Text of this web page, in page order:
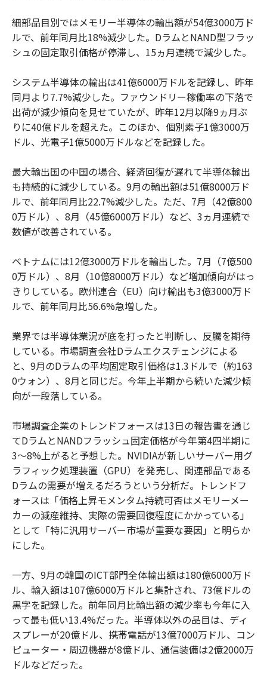
細部品目別ではメモリー半導体の輸出額が54億3000万ド
ルで、前年同月比18%減少した。DラムとNAND型フラッ
シュの固定取引価格が停滞し、15ヵ月連続で減少した。
システム半導体の輸出は41億6000万ドルを記録し、昨年
同月より7.7%減少した。ファウンドリー稼働率の下落で
出荷が減少傾向を見せていたが、昨年12月以降9ヵ月ぶ
りに40億ドルを超えた。このほか、個別素子1億3000万
ドル、光電子1億5000万ドルなどを記録した。
最大輸出国の中国の場合、経済回復が遅れて半導体輸出
も持続的に減少している。9月の輸出額は51億8000万ド
ルで、前年同月比22.7%減少した。ただ、7月（42億800
0万ドル）、8月（45億6000万ドル）など、3ヵ月連続で
数値が改善されている。
ベトナムには12億3000万ドルを輸出した。7月（7億500
0万ドル）、8月（10億8000万ドル）など増加傾向がはっ
きりしている。欧州連合（EU）向け輸出も3億3000万ド
ルで、前年同月比56.6%急増した。
業界では半導体業況が底を打ったと判断し、反騰を期待
している。市場調査会社Dラムエクスチェンジによる
と、9月のDラムの平均固定取引価格は1.3ドルで（約163
0ウォン）、8月と同じだ。今年上半期から続いた減少傾
向が一段落している。
市場調査企業のトレンドフォースは13日の報告書を通じ
てDラムとNANDフラッシュ固定価格が今年第4四半期に
3～8%上がると予想した。NVIDIAが新しいサーバー用グ
ラフィック処理装置（GPU）を発売し、関連部品である
Dラムの需要が増えるだろうという分析だ。トレンドフ
ォースは「価格上昇モメンタム持続可否はメモリーメー
カーの減産維持、実際の需要回復程度にかかっている」
として「特に汎用サーバー市場が重要な要因」と明らか
にした。
一方、9月の韓国のICT部門全体輸出額は180億6000万ド
ル、輸入額は107億6000万ドルと集計され、73億ドルの
黒字を記録した。前年同月比輸出額の減少率も今年に入
って最も低い13.4%だった。半導体以外の品目は、ディ
スプレーが20億ドル、携帯電話が13億7000万ドル、コン
ピューター・周辺機器が8億ドル、通信装備は2億2000万
ドルなどだった。